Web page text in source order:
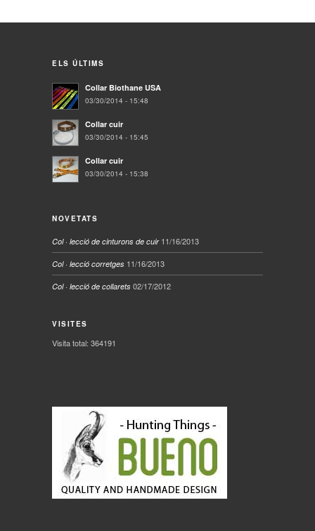
ELS ÚLTIMS
Collar Biothane USA
03/30/2014 - 15:48
Collar cuir
03/30/2014 - 15:45
Collar cuir
03/30/2014 - 15:38
NOVETATS
Col · lecció de cinturons de cuir 11/16/2013
Col · lecció corretges 11/16/2013
Col · lecció de collarets 02/17/2012
VISITES
Visita total: 364191